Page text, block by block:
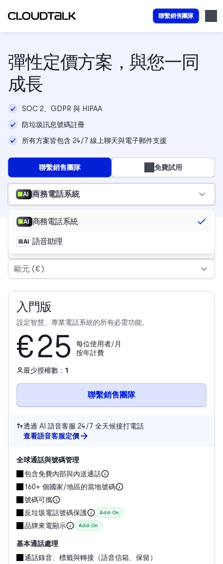
聯繫銷售團隊
彈性定價方案，與您一同
成長
SOC 2、GDPR 與 HIPAA
防垃圾訊息號碼註冊
所有方案皆包含 24/7 線上聊天與電子郵件支援
聯繫銷售團隊 免費試用
AI 商務電話系統
AI 商務電話系統
AI 語音助理
BEL
歐元 (€)
入門版
設定智慧、專業電話系統的所有必需功能。
€25
每位使用者/月
按年計費
最少授權數： 1
聯繫銷售團隊
透過 AI 語音客服 24/7 全天候接打電話
查看語音客服定價
全球通話與號碼管理
包含免費內部與內送通話
160+ 個國家/地區的當地號碼
號碼可攜
反垃圾電話號碼保護
Add-On
品牌來電顯示 Add-On
基本通話處理
通話錄音、標籤與轉接（語音信箱、保留）